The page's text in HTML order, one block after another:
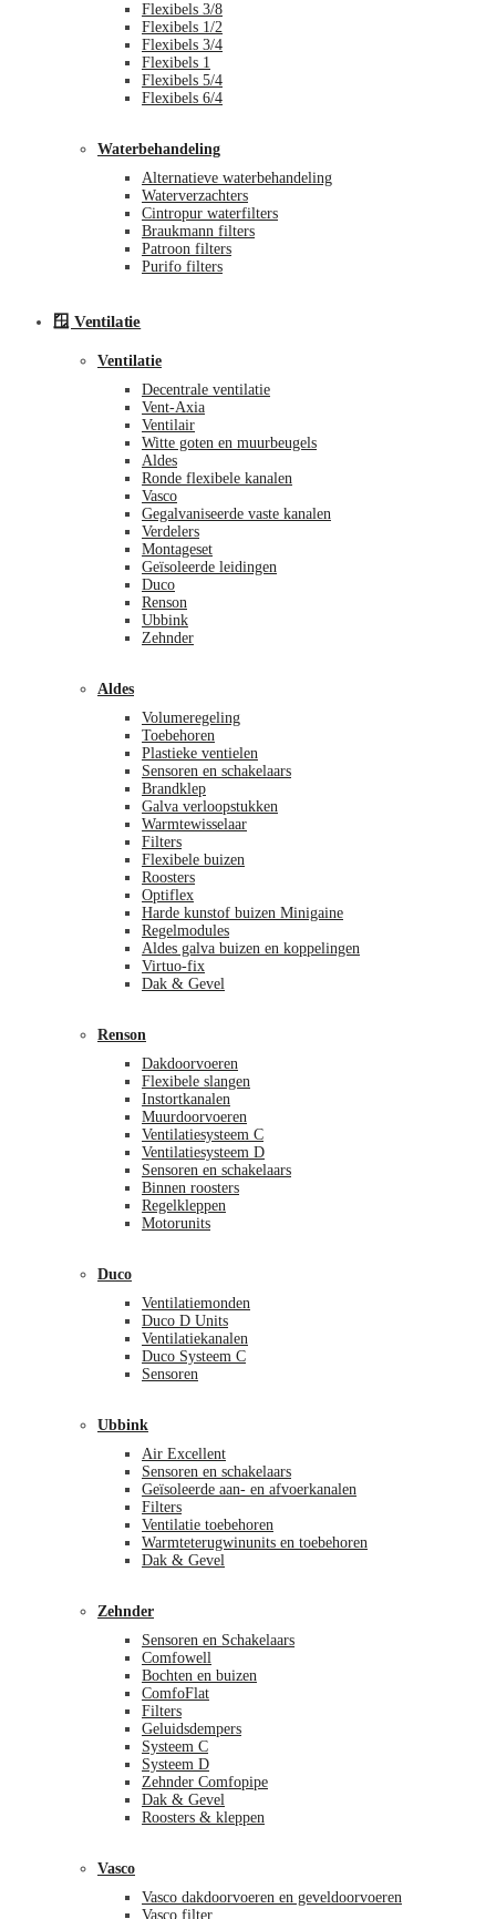
Flexibels 3/8
Flexibels 1/2
Flexibels 3/4
Flexibels 1
Flexibels 5/4
Flexibels 6/4
Waterbehandeling
Alternatieve waterbehandeling
Waterverzachters
Cintropur waterfilters
Braukmann filters
Patroon filters
Purifo filters
🪟 Ventilatie
Ventilatie
Decentrale ventilatie
Vent-Axia
Ventilair
Witte goten en muurbeugels
Aldes
Ronde flexibele kanalen
Vasco
Gegalvaniseerde vaste kanalen
Verdelers
Montageset
Geïsoleerde leidingen
Duco
Renson
Ubbink
Zehnder
Aldes
Volumeregeling
Toebehoren
Plastieke ventielen
Sensoren en schakelaars
Brandklep
Galva verloopstukken
Warmtewisselaar
Filters
Flexibele buizen
Roosters
Optiflex
Harde kunstof buizen Minigaine
Regelmodules
Aldes galva buizen en koppelingen
Virtuo-fix
Dak & Gevel
Renson
Dakdoorvoeren
Flexibele slangen
Instortkanalen
Muurdoorvoeren
Ventilatiesysteem C
Ventilatiesysteem D
Sensoren en schakelaars
Binnen roosters
Regelkleppen
Motorunits
Duco
Ventilatiemonden
Duco D Units
Ventilatiekanalen
Duco Systeem C
Sensoren
Ubbink
Air Excellent
Sensoren en schakelaars
Geïsoleerde aan- en afvoerkanalen
Filters
Ventilatie toebehoren
Warmteterugwinunits en toebehoren
Dak & Gevel
Zehnder
Sensoren en Schakelaars
Comfowell
Bochten en buizen
ComfoFlat
Filters
Geluidsdempers
Systeem C
Systeem D
Zehnder Comfopipe
Dak & Gevel
Roosters & kleppen
Vasco
Vasco dakdoorvoeren en geveldoorvoeren
Vasco filter